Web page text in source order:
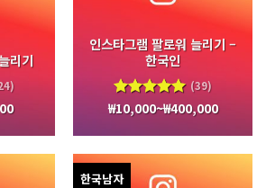
리기
인스타그램 팔로워 늘리기 –
한국인
5 중에서
5.00
평가됨
(39)
₩10,000~₩400,000
한국남자